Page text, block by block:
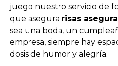
juego nuestro servicio de
que asegura risas
sea una boda, un
empresa, siempre hay
dosis de humor y alegría.